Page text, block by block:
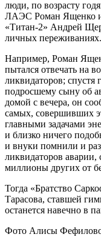
люди, по возрасту
ЛАЭС Роман Ященко и
«Титан-2» Андрей
личных переживаниях.
Например, Роман
пытался отвечать на
ликвидаторов; спустя
подросшему сыну об
домой с вечера, он
самых, совершивших
главными задачами
и близко ничего
и внуки помнили и
ликвидаторов
миллионы других от
Тогда «Братство
Тарасова, ставшей
останется навечно в
Фото Алисы